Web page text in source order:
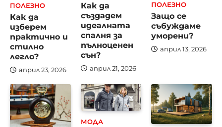
ПОЛЕЗНО
Как да
изберем
практично и
стилно
легло?
април 23, 2026
Как да
създадем
идеалната
спалня за
пълноценен
сън?
април 21, 2026
ПОЛЕЗНО
Защо се
събуждаме
уморени?
април 13, 2026
МОДА